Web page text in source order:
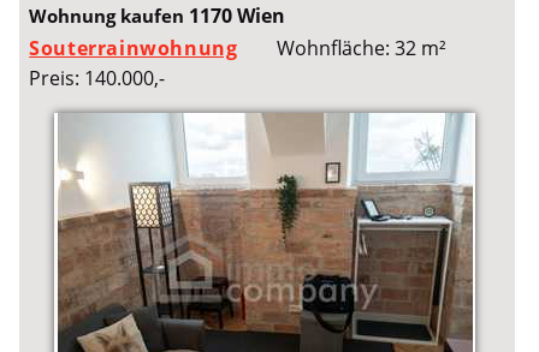
Wohnung kaufen 1170 Wien
Souterrainwohnung
Wohnfläche: 32 m²
Preis: 140.000,-